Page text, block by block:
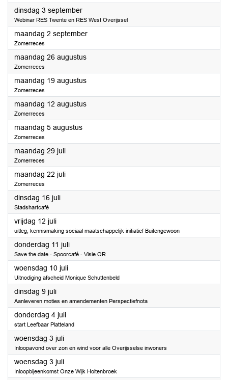
dinsdag 3 september2024
Webinar RES Twente en RES West Overijssel
maandag 2 september2024
Zomerreces
maandag 26 augustus2024
Zomerreces
maandag 19 augustus2024
Zomerreces
maandag 12 augustus2024
Zomerreces
maandag 5 augustus2024
Zomerreces
maandag 29 juli2024
Zomerreces
maandag 22 juli2024
Zomerreces
dinsdag 16 juli2024
Stadshartcafé
vrijdag 12 juli2024
uitleg, kennismaking sociaal maatschappelijk initiatief Buitengewoon
donderdag 11 juli2024
Save the date - Spoorcafé - Visie OR
woensdag 10 juli2024
Uitnodiging afscheid Monique Schuttenbeld
dinsdag 9 juli2024
Aanleveren moties en amendementen Perspectiefnota
donderdag 4 juli2024
start Leefbaar Platteland
woensdag 3 juli2024
Inloopavond over zon en wind voor alle Overijsselse inwoners
woensdag 3 juli2024
Inloopbijeenkomst Onze Wijk Holtenbroek